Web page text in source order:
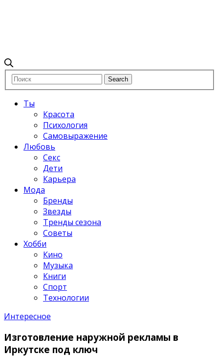
Ты
Красота
Психология
Самовыражение
Любовь
Секс
Дети
Карьера
Мода
Бренды
Звезды
Тренды сезона
Советы
Хобби
Кино
Музыка
Книги
Спорт
Технологии
Интересное
Изготовление наружной рекламы в
Иркутске под ключ